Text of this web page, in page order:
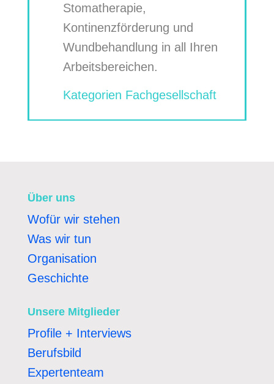
Stomatherapie,
Kontinenzförderung und
Wundbehandlung in all Ihren
Arbeitsbereichen.
Kategorien Fachgesellschaft
Über uns
Wofür wir stehen
Was wir tun
Organisation
Geschichte
Unsere Mitglieder
Profile + Interviews
Berufsbild
Expertenteam